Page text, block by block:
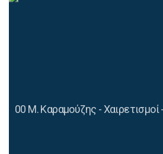
00 M. Καραμούζης - Χαιρετισμοί